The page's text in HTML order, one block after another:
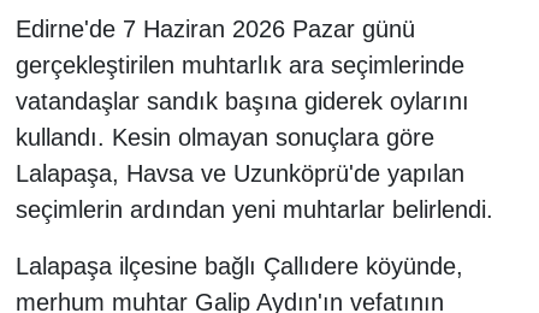
Edirne'de 7 Haziran 2026 Pazar günü
gerçekleştirilen muhtarlık ara seçimlerinde
vatandaşlar sandık başına giderek oylarını
kullandı. Kesin olmayan sonuçlara göre
Lalapaşa, Havsa ve Uzunköprü'de yapılan
seçimlerin ardından yeni muhtarlar belirlendi.
Lalapaşa ilçesine bağlı Çallıdere köyünde,
merhum muhtar Galip Aydın'ın vefatının